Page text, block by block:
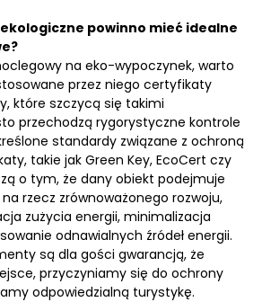
powinno mieć idealne
na eko-wypoczynek, warto
przez niego certyfikaty
które szczycą się takimi
przechodzą rygorystyczne kontrole
standardy związane z ochroną
takie jak Green Key, EcoCert czy
o tym, że dany obiekt podejmuje
rzecz zrównoważonego rozwoju,
zużycia energii, minimalizacja
odnawialnych źródeł energii.
są dla gości gwarancją, że
przyczyniamy się do ochrony
odpowiedzialną turystykę.